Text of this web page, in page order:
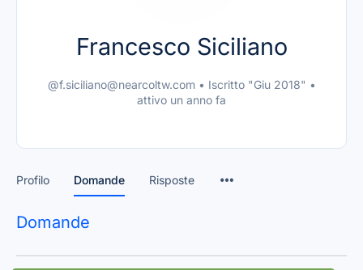
Francesco Siciliano
@f.siciliano@nearcoltw.com • Iscritto "Giu 2018" •
attivo un anno fa
Profilo Domande Risposte
Domande